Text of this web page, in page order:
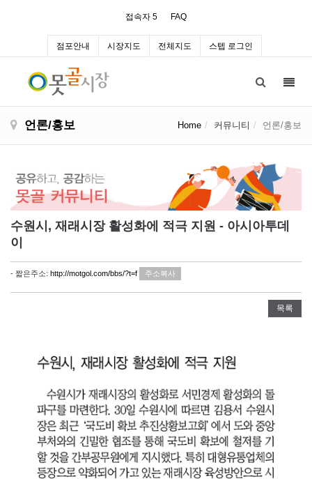
접속자 5 FAQ
점포안내 시장지도 전체지도 스텝 로그인
언론/홍보 Home 커뮤니티 언론/홍보
수원시, 재래시장 활성화에 적극 지원 - 아시아투데
이
- 짧은주소: http://motgol.com/bbs/?t=f 주소복사
목록